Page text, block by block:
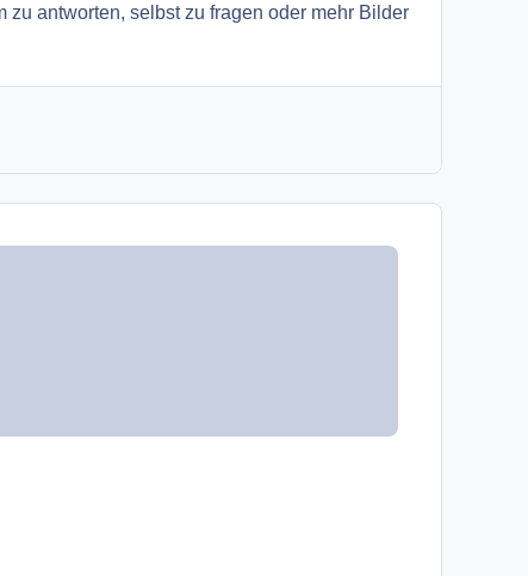
antworten, selbst zu fragen oder mehr Bilder